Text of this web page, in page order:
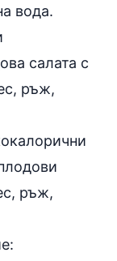
вода.
салата с
ръж,
ръж,